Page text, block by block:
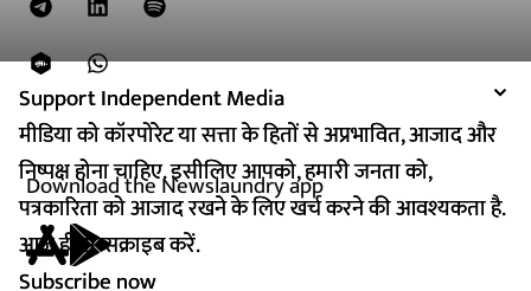
Support Independent Media
मीडिया को कॉरपोरेट या सत्ता के हितों से अप्रभावित, आजाद और
निष्पक्ष होना चाहिए. इसीलिए आपको, हमारी जनता को,
पत्रकारिता को आजाद रखने के लिए खर्च करने की आवश्यकता है.
आज ही सब्सक्राइब करें.
Subscribe now
Support Independent Media
मीडिया को कॉरपोरेट या सत्ता के हितों से अप्रभावित, आजाद और
निष्पक्ष होना चाहिए. इसीलिए आपको, हमारी जनता को,
पत्रकारिता को आजाद रखने के लिए खर्च करने की आवश्यकता है.
आज ही सब्सक्राइब करें.
Subscribe now
Download the Newslaundry app